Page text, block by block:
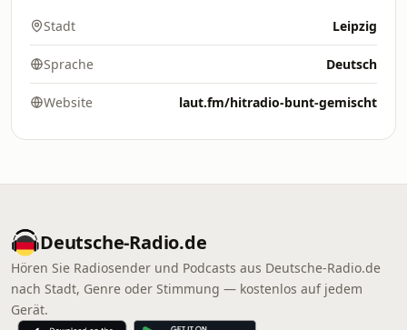
Stadt Leipzig
Sprache Deutsch
Website laut.fm/hitradio-bunt-gemischt
Deutsche-Radio.de
Hören Sie Radiosender und Podcasts aus Deutsche-Radio.de
nach Stadt, Genre oder Stimmung — kostenlos auf jedem
Gerät.